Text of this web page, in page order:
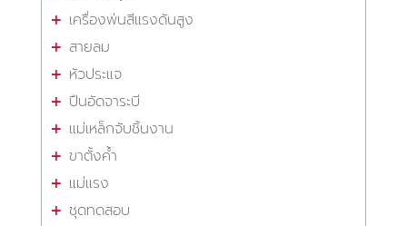
เครื่องพ่นสีแรงดันสูง
สายลม
หัวประแจ
ปืนอัดจาระบี
แม่เหล็กจับชิ้นงาน
ขาตั้งค้ำ
แม่แรง
ชุดทดสอบ